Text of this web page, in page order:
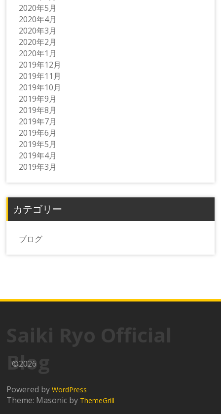
2020年5月
2020年4月
2020年3月
2020年2月
2020年1月
2019年12月
2019年11月
2019年10月
2019年9月
2019年8月
2019年7月
2019年6月
2019年5月
2019年4月
2019年3月
カテゴリー
ブログ
Saiki Ryo Official
Blog
©2026
Powered byWordPress
Theme: Masonic by ThemeGrill